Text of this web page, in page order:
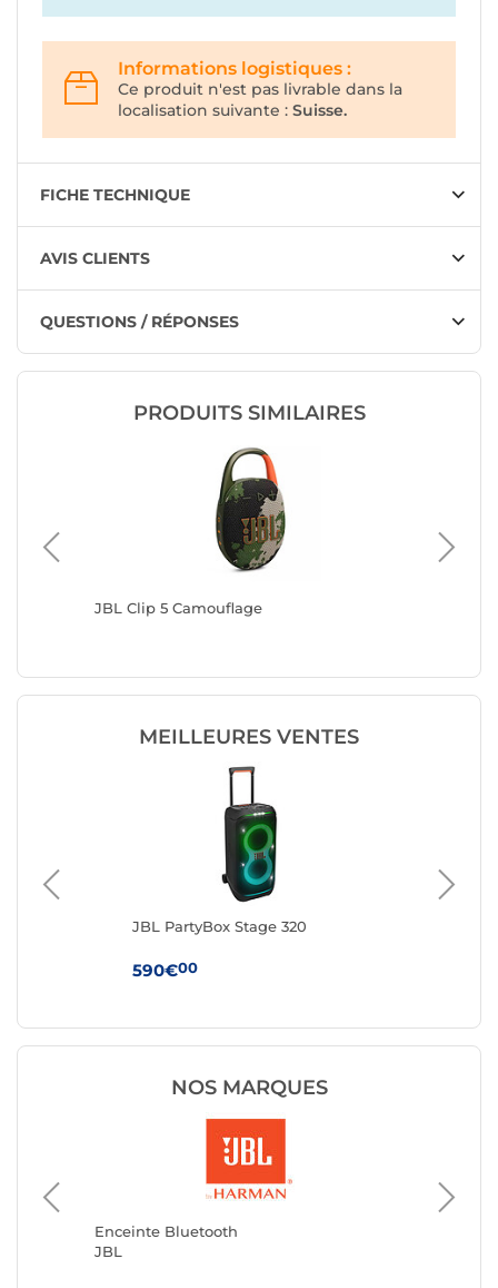
Informations logistiques :
Ce produit n'est pas livrable dans la
localisation suivante : Suisse.
FICHE TECHNIQUE
AVIS CLIENTS
QUESTIONS / RÉPONSES
PRODUITS SIMILAIRES
JBL Clip 5 Camouflage
MEILLEURES VENTES
JBL PartyBox Stage 320
590€00
NOS MARQUES
Enceinte Bluetooth
JBL
Avizar